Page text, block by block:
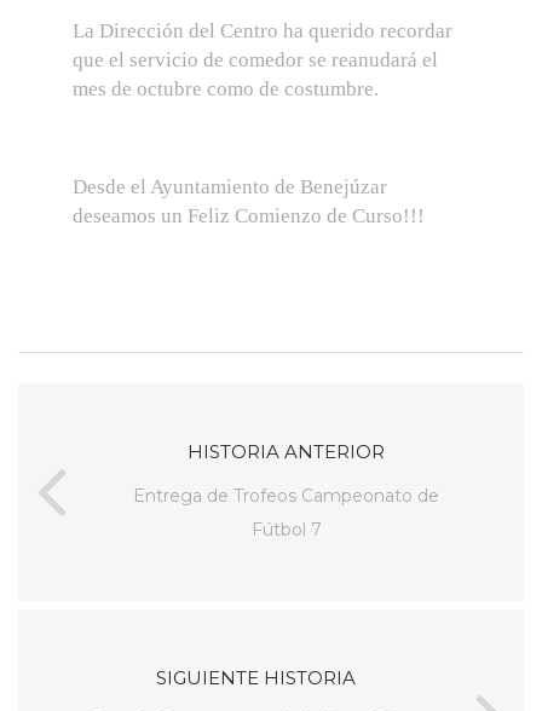
La Dirección del Centro ha querido recordar
que el servicio de comedor se reanudará el
mes de octubre como de costumbre.
Desde el Ayuntamiento de Benejúzar
deseamos un Feliz Comienzo de Curso!!!
HISTORIA ANTERIOR
Entrega de Trofeos Campeonato de
Fútbol 7
SIGUIENTE HISTORIA